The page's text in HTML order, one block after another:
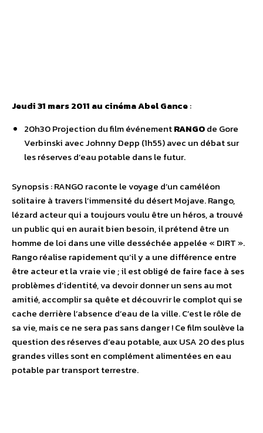
Jeudi 31 mars 2011 au cinéma Abel Gance:
20h30 Projection du film événementRANGOde Gore
Verbinski avec Johnny Depp (1h55) avec un débat sur
les réserves d’eau potable dans le futur.
Synopsis : RANGO raconte le voyage d’un caméléon
solitaire à travers l’immensité du désert Mojave. Rango,
lézard acteur qui a toujours voulu être un héros, a trouvé
un public qui en aurait bien besoin, il prétend être un
homme de loi dans une ville desséchée appelée « DIRT ».
Rango réalise rapidement qu’il y a une différence entre
être acteur et la vraie vie ; il est obligé de faire face à ses
problèmes d’identité, va devoir donner un sens au mot
amitié, accomplir sa quête et découvrir le complot qui se
cache derrière l’absence d’eau de la ville. C’est le rôle de
sa vie, mais ce ne sera pas sans danger ! Ce film soulève la
question des réserves d’eau potable, aux USA 20 des plus
grandes villes sont en complément alimentées en eau
potable par transport terrestre.